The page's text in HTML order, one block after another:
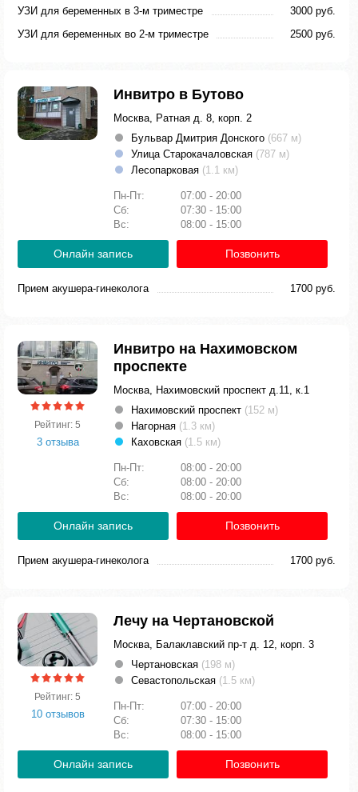
УЗИ для беременных в 3-м триместре
3000 руб.
УЗИ для беременных во 2-м триместре
2500 руб.
Инвитро в Бутово
Москва, Ратная д. 8, корп. 2
Бульвар Дмитрия Донского (667 м)
Улица Старокачаловская (787 м)
Лесопарковая (1.1 км)
Пн-Пт:
07:00 - 20:00
Сб:
07:30 - 15:00
Вс:
08:00 - 15:00
Онлайн запись Позвонить
Прием акушера-гинеколога 1700 руб.
Рейтинг: 5
3 отзыва
Инвитро на Нахимовском
проспекте
Москва, Нахимовский проспект д.11, к.1
Нахимовский проспект (152 м)
Нагорная (1.3 км)
Каховская (1.5 км)
Пн-Пт:
08:00 - 20:00
Сб:
08:00 - 20:00
Вс:
08:00 - 20:00
Онлайн запись Позвонить
Прием акушера-гинеколога 1700 руб.
Рейтинг: 5
10 отзывов
Лечу на Чертановской
Москва, Балаклавский пр-т д. 12, корп. 3
Чертановская (198 м)
Севастопольская (1.5 км)
Пн-Пт:
07:00 - 20:00
Сб:
07:30 - 15:00
Вс:
08:00 - 15:00
Онлайн запись Позвонить